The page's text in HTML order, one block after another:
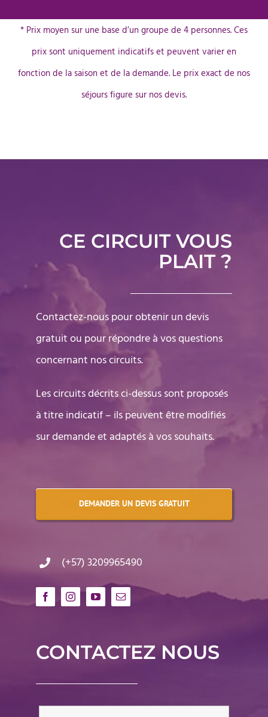
* Prix moyen sur une base d’un groupe de 4 personnes. Ces
prix sont uniquement indicatifs et peuvent varier en
fonction de la saison et de la demande. Le prix exact de nos
séjours figure sur nos devis.
CE CIRCUIT VOUS
PLAIT ?
Contactez-nous pour obtenir un devis
gratuit ou pour répondre à vos questions
concernant nos circuits.
Les circuits décrits ci-dessus sont proposés
à titre indicatif – ils peuvent être modifiés
sur demande et adaptés à vos souhaits.
DEMANDER UN DEVIS GRATUIT
(+57) 3209965490
CONTACTEZ NOUS